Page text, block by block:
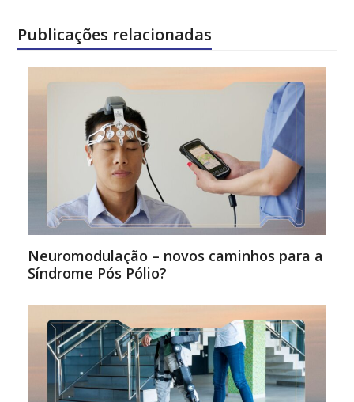
Publicações relacionadas
Neuromodulação – novos caminhos para a
Síndrome Pós Pólio?